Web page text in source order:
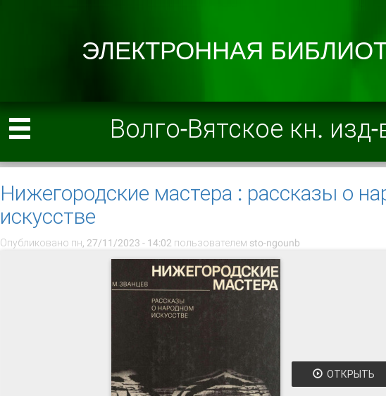
Волго-Вятское кн. изд-
Нижегородские мастера : рассказы о
искусстве
Опубликовано пн, 27/11/2023 - 14:02 пользователем sto-ngounb
ОТКРЫТЬ